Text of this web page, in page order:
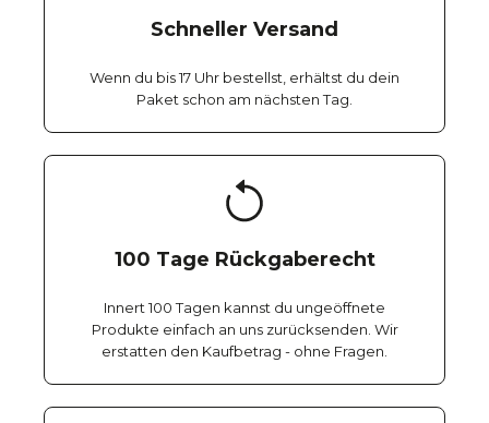
Schneller Versand
Wenn du bis 17 Uhr bestellst, erhältst du dein
Paket schon am nächsten Tag.
100 Tage Rückgaberecht
Innert 100 Tagen kannst du ungeöffnete
Produkte einfach an uns zurücksenden. Wir
erstatten den Kaufbetrag - ohne Fragen.